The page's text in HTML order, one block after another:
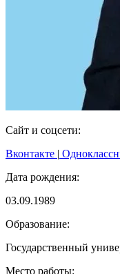
Сайт и соцсети:
Вконтакте |
Дата рождения:
03.09.1989
Образование:
Государственный
Место работы: